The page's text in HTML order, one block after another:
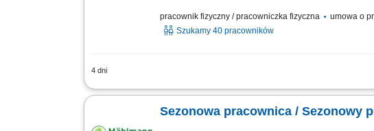
pracownik fizyczny / pracowniczka fizyczna umowa o
Szukamy 40 pracowników
4 dni
Opis stanowiska Ręczny zbiór jabłek i gruszek w
Sezonowa pracownica / Sezonowy